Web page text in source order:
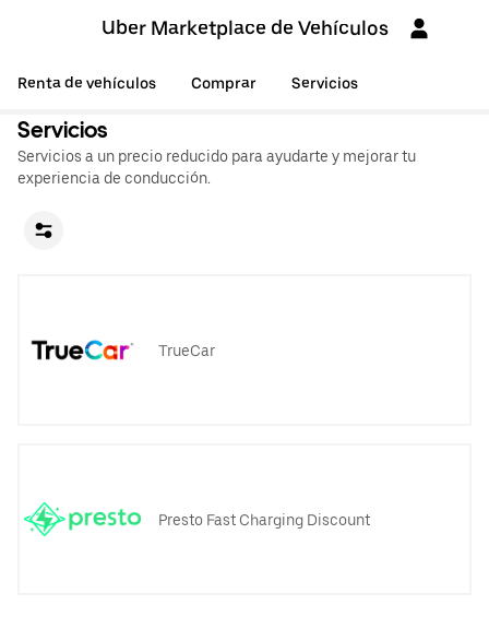
Uber Marketplace de Vehículos
Renta de vehículos Comprar Servicios
Servicios
Servicios a un precio reducido para ayudarte y mejorar tu
experiencia de conducción.
TrueCar
Presto Fast Charging Discount